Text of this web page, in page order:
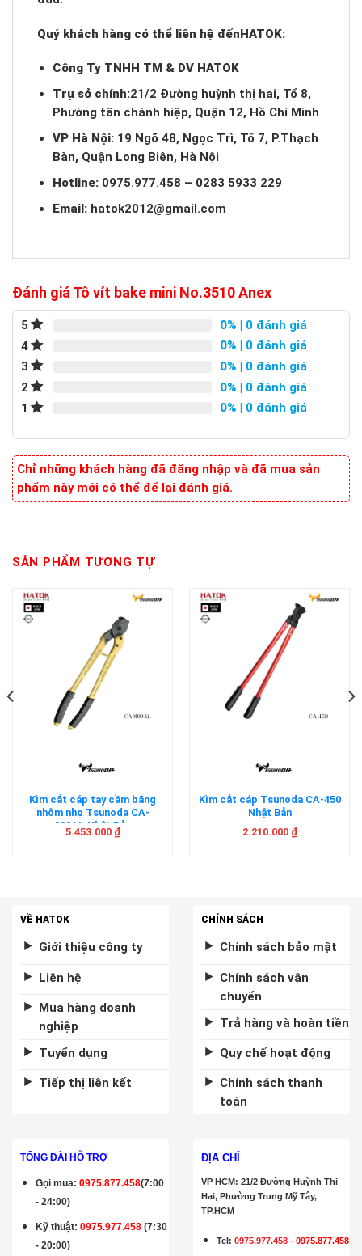
Quý khách hàng có thể liên hệ đếnHATOK:
Công Ty TNHH TM & DV HATOK
Trụ sở chính:21/2 Đường huỳnh thị hai, Tổ 8,
Phường tân chánh hiệp, Quận 12, Hồ Chí Minh
VP Hà Nội: 19 Ngõ 48, Ngọc Trì, Tổ 7, P.Thạch
Bàn, Quận Long Biên, Hà Nội
Hotline: 0975.977.458 – 0283 5933 229
Email: hatok2012@gmail.com
Đánh giá Tô vít bake mini No.3510 Anex
5 0% | 0 đánh giá
4
0% | 0 đánh giá
3
0% | 0 đánh giá
2
0% | 0 đánh giá
1
0% | 0 đánh giá
Chỉ những khách hàng đã đăng nhập và đã mua sản
phẩm này mới có thể để lại đánh giá.
SẢN PHẨM TƯƠNG TỰ
Kìm cắt cáp tay cầm bằng
nhôm nhẹ Tsunoda CA-
800AL Nhật Bản
5.453.000 ₫
Kìm cắt cáp Tsunoda CA-450
Nhật Bản
2.210.000 ₫
VỀ HATOK
Giới thiệu công ty
Liên hệ
Mua hàng doanh
nghiệp
Tuyển dụng
Tiếp thị liên kết
CHÍNH SÁCH
Chính sách bảo mật
Chính sách vận
chuyển
Trả hàng và hoàn tiền
Quy chế hoạt động
Chính sách thanh
toán
TỔNG ĐÀI HỖ TRỢ
Gọi mua:0975.877.458(7:00
- 24:00)
Kỹ thuật:0975.977.458 (7:30
- 20:00)
ĐỊA CHỈ
VP HCM: 21/2 Đường Huỳnh Thị
Hai, Phường Trung Mỹ Tây,
TP.HCM
Tel:0975.977.458 -0975.877.458